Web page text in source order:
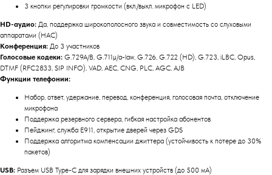
3 кнопки регулировки громкости (вкл./выкл. микрофон с LED)
HD-аудио: Да, поддержка широкополосного звука и совместимость со слуховыми
аппаратами (HAC)
Конференция: До 3 участников
Голосовые кодеки: G.729A/B, G.711µ/a-law, G.726, G.722 (HD), G.723, iLBC, Opus,
DTMF (RFC2833, SIP INFO), VAD, AEC, CNG, PLC, AGC, AJB
Функции телефонии:
Набор, ответ, удержание, перевод, конференция, голосовая почта, отключение
микрофона
Поддержка резервного сервера, гибкая настройка абонентов
Пейджинг, служба E911, открытие дверей через GDS
Поддержка алгоритма компенсации джиттера (устойчивость к потере до 30%
пакетов)
USB: Разъем USB Type-C для зарядки внешних устройств (до 500 мА)